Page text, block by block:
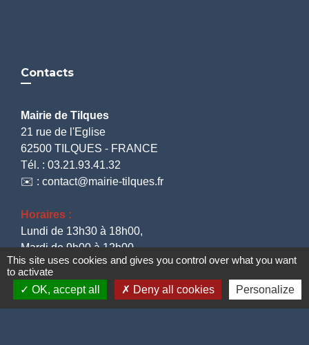
Contacts
Mairie de Tilques
21 rue de l'Eglise
62500 TILQUES - FRANCE
Tél. : 03.21.93.41.32
✉️ : contact@mairie-tilques.fr
Horaires :
Lundi de 13h30 à 18h00,
Mardi de 9h00 à 12h00,
Jeudi et Vendredi de 13h30 à 17h30
This site uses cookies and gives you control over what you want
to activate
OK, accept all
Deny all cookies Personalize